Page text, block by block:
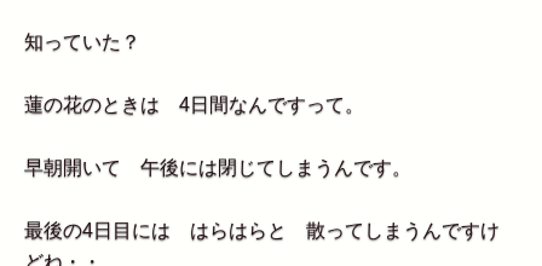
知っていた？
蓮の花のときは 4日間なんですって。
早朝開いて 午後には閉じてしまうんです。
最後の4日目には はらはらと 散ってしまうんですけ